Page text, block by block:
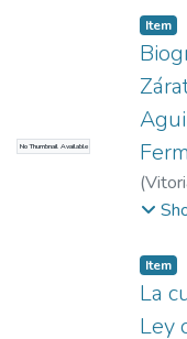
No Thumbnail Available
Item
(
1888
Item
La
Ley